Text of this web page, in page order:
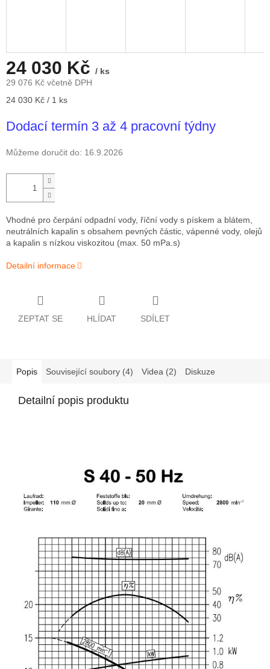
24 030 Kč / ks
29 076 Kč včetně DPH
Měrná
24 030 Kč / 1 ks
Dodací termín 3 až 4 pracovní týdny
Můžeme doručit do: 16.9.2026
Vhodné pro čerpání odpadní vody, říční vody s pískem a blátem,
neutrálních kapalin s obsahem pevných částic, vápenné vody, olejů
a kapalin s nízkou viskozitou (max. 50 mPa.s)
Detailní informace
ZEPTAT SE HLÍDAT SDÍLET
Popis Související soubory (4) Videa (2) Diskuze
Detailní popis produktu